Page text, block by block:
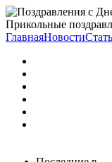
Прикольные
ГлавнаяНовости